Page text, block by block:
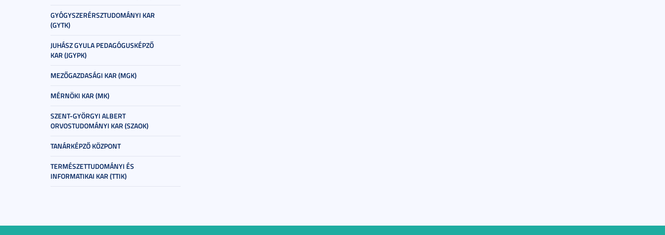
GYÓGYSZERÉRSZTUDOMÁNYI KAR
(GYTK)
JUHÁSZ GYULA PEDAGÓGUSKÉPZŐ
KAR (JGYPK)
MEZŐGAZDASÁGI KAR (MGK)
MÉRNÖKI KAR (MK)
SZENT-GYÖRGYI ALBERT
ORVOSTUDOMÁNYI KAR (SZAOK)
TANÁRKÉPZŐ KÖZPONT
TERMÉSZETTUDOMÁNYI ÉS
INFORMATIKAI KAR (TTIK)